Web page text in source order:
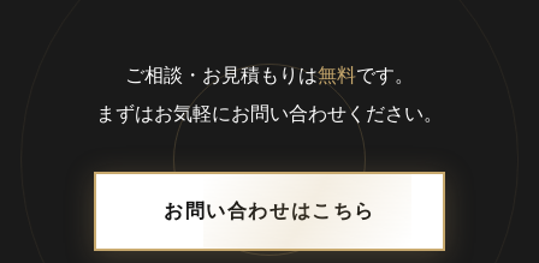
ご相談・お見積もりは無料です。
まずはお気軽にお問い合わせください。
お問い合わせはこちら